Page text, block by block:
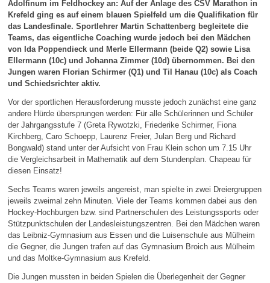
Adolfinum im Feldhockey an: Auf der Anlage des CSV Marathon in
Krefeld ging es auf einem blauen Spielfeld um die Qualifikation für
das Landesfinale. Sportlehrer Martin Schattenberg begleitete die
Teams, das eigentliche Coaching wurde jedoch bei den Mädchen
von Ida Poppendieck und Merle Ellermann (beide Q2) sowie Lisa
Ellermann (10c) und Johanna Zimmer (10d) übernommen. Bei den
Jungen waren Florian Schirmer (Q1) und Til Hanau (10c) als Coach
und Schiedsrichter aktiv.
Vor der sportlichen Herausforderung musste jedoch zunächst eine ganz
andere Hürde übersprungen werden: Für alle Schülerinnen und Schüler
der Jahrgangsstufe 7 (Greta Rywotzki, Friederike Schirmer, Fiona
Kirchberg, Caro Schoepp, Laurenz Freier, Julan Berg und Richard
Bongwald) stand unter der Aufsicht von Frau Klein schon um 7.15 Uhr
die Vergleichsarbeit in Mathematik auf dem Stundenplan. Chapeau für
diesen Einsatz!
Sechs Teams waren jeweils angereist, man spielte in zwei Dreiergruppen
jeweils zweimal zehn Minuten. Viele der Teams kommen dabei aus den
Hockey-Hochburgen bzw. sind Partnerschulen des Leistungssports oder
Stützpunktschulen der Landesleistungszentren. Bei den Mädchen waren
das Leibniz-Gymnasium aus Essen und die Luisenschule aus Mülheim
die Gegner, die Jungen trafen auf das Gymnasium Broich aus Mülheim
und das Moltke-Gymnasium aus Krefeld.
Die Jungen mussten in beiden Spielen die Überlegenheit der Gegner